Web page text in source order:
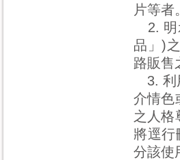
片等者。
2. 明
品」)
路販售
3. 利
介情色
之人格
將逕行
分該使